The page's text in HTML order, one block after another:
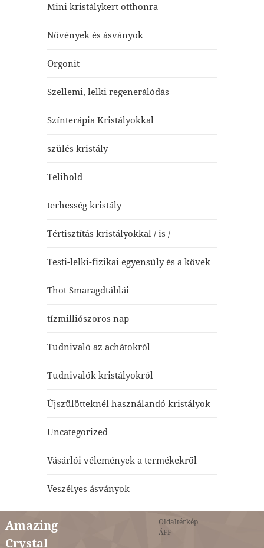
Mini kristálykert otthonra
Növények és ásványok
Orgonit
Szellemi, lelki regenerálódás
Színterápia Kristályokkal
szülés kristály
Telihold
terhesség kristály
Tértisztítás kristályokkal / is /
Testi-lelki-fizikai egyensúly és a kövek
Thot Smaragdtáblái
tízmilliószoros nap
Tudnivaló az achátokról
Tudnivalók kristályokról
Újszülötteknél használandó kristályok
Uncategorized
Vásárlói vélemények a termékekről
Veszélyes ásványok
Amazing
Crystal
Oldaltérkép
ÁFF